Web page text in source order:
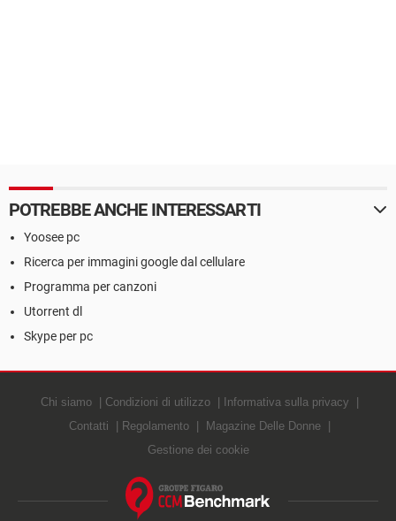
POTREBBE ANCHE INTERESSARTI
Yoosee pc
Ricerca per immagini google dal cellulare
Programma per canzoni
Utorrent dl
Skype per pc
Chi siamo Condizioni di utilizzo
Informativa sulla privacy
Contatti
Regolamento
Magazine Delle Donne
Gestione dei cookie